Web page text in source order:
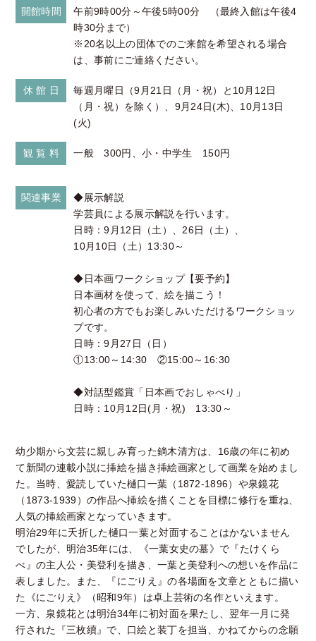
開館時間
午前9時00分～午後5時00分 （最終入館は午後4
時30分まで）
※20名以上の団体でのご来館を希望される場合
は、事前にご連絡ください。
休 館 日
毎週月曜日（9月21日（月・祝）と10月12日
（月・祝）を除く）、9月24日(木)、10月13日
(火)
観 覧 料 一般 300円、小・中学生 150円
関連事業
◆展示解説
学芸員による展示解説を行います。
日時：9月12日（土）、26日（土）、
10月10日（土）13:30～
◆日本画ワークショップ【要予約】
日本画材を使って、絵を描こう！
初心者の方でもお楽しみいただけるワークショッ
プです。
日時：9月27日（日）
①13:00～14:30 ②15:00～16:30
◆対話型鑑賞「日本画でおしゃべり」
日時：10月12日(月・祝) 13:30～
幼少期から文芸に親しみ育った鏑木清方は、16歳の年に初め
て新聞の連載小説に挿絵を描き挿絵画家として画業を始めまし
た。当時、愛読していた樋口一葉（1872-1896）や泉鏡花
（1873-1939）の作品へ挿絵を描くことを目標に修行を重ね、
人気の挿絵画家となっていきます。
明治29年に夭折した樋口一葉と対面することはかないません
でしたが、明治35年には、《一葉女史の墓》で『たけくら
べ』の主人公・美登利を描き、一葉と美登利への想いを作品に
表しました。また、『にごりえ』の各場面を文章とともに描い
た《にごりえ》（昭和9年）は卓上芸術の名作といえます。
一方、泉鏡花とは明治34年に初対面を果たし、翌年一月に発
行された『三枚續』で、口絵と装丁を担当、かねてからの念願